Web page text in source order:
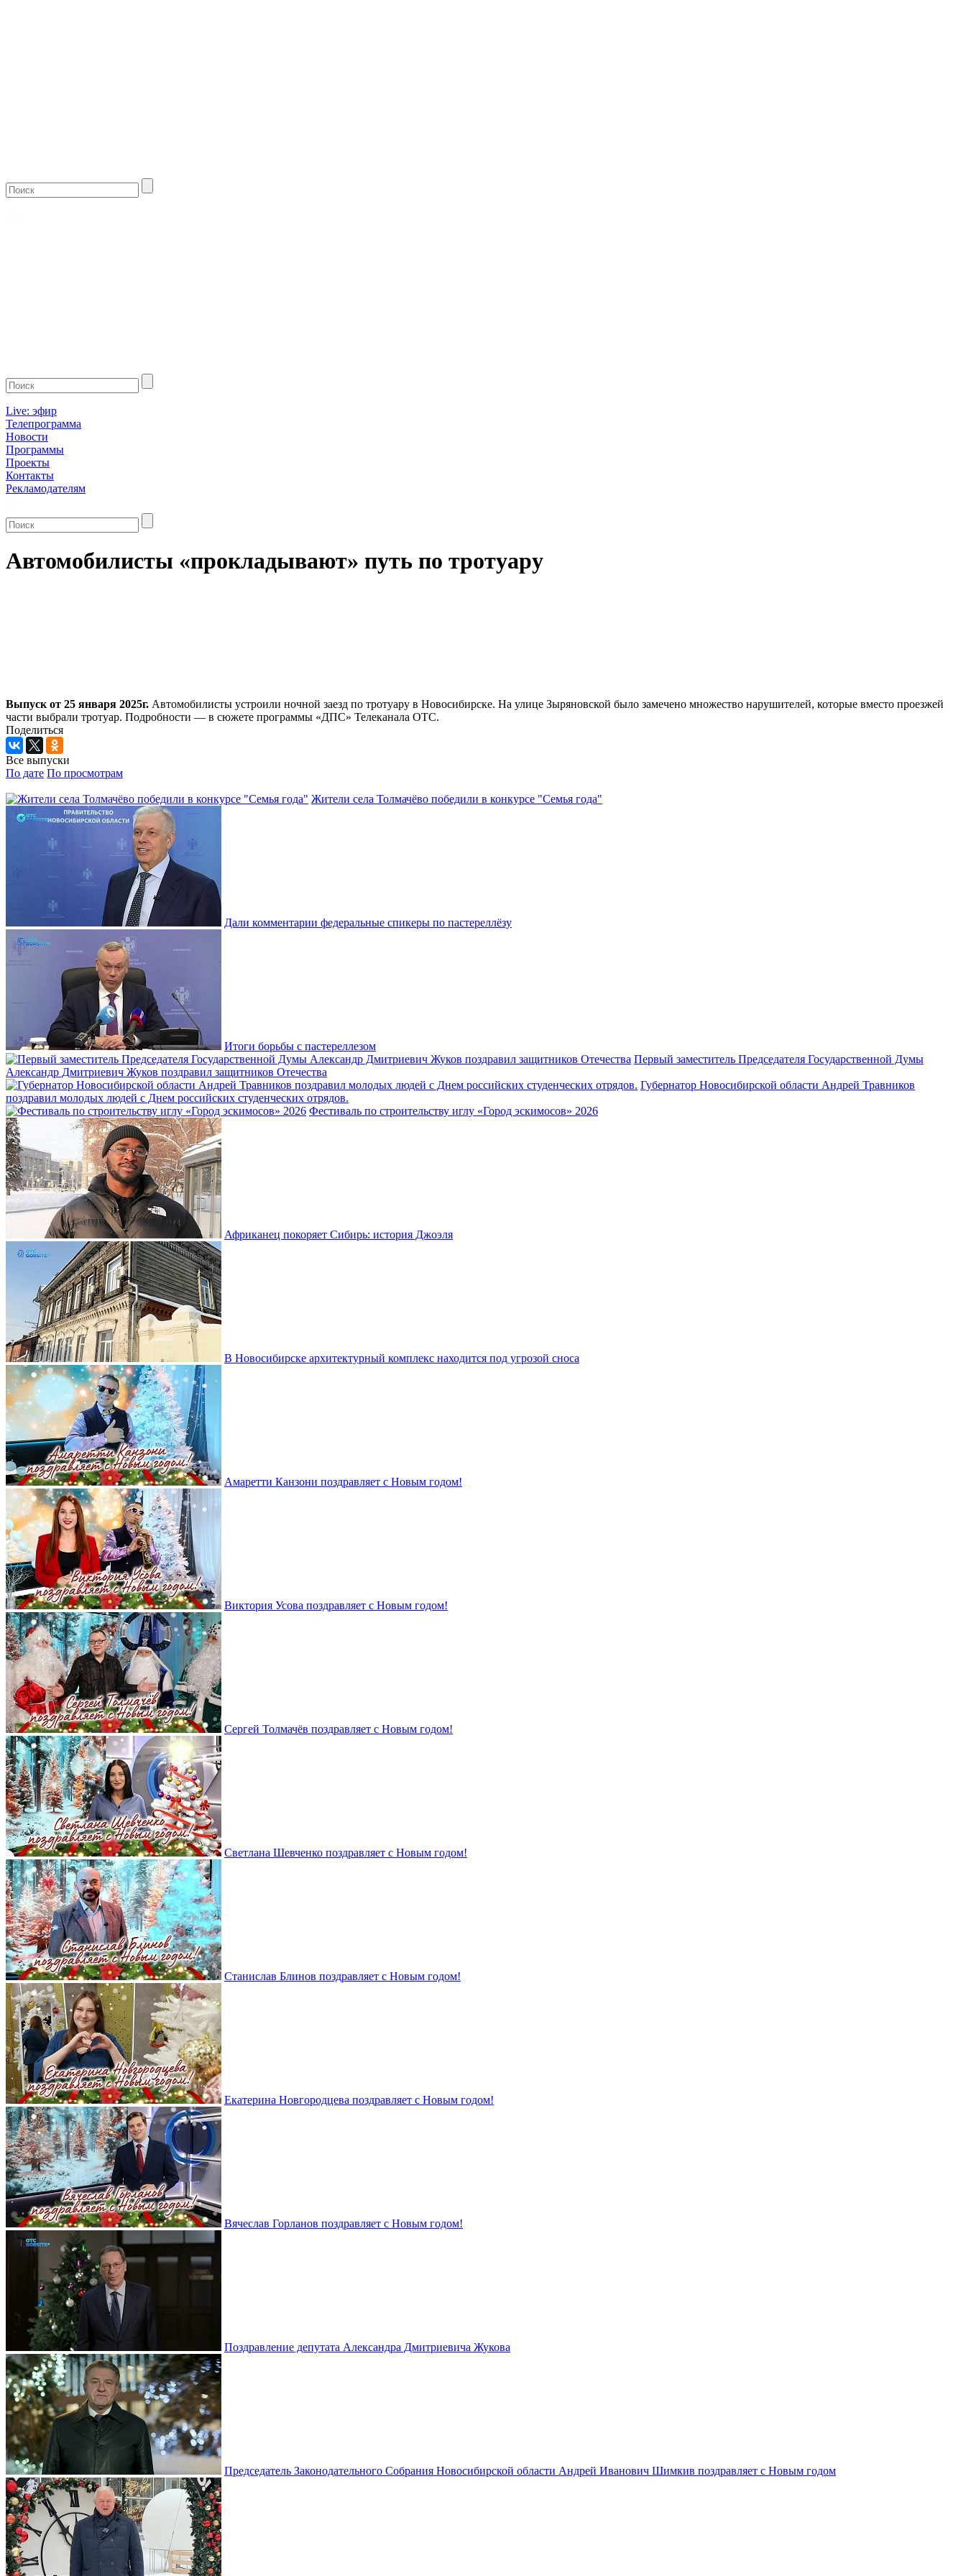
Live: эфир
Телепрограмма
Новости
Программы
Проекты
Контакты
Рекламодателям
Автомобилисты «прокладывают» путь по тротуару
Выпуск от 25 января 2025г. Автомобилисты устроили ночной заезд по тротуару в Новосибирске. На улице Зыряновской было замечено множество нарушителей, которые вместо проезжей
части выбрали тротуар. Подробности — в сюжете программы «ДПС» Телеканала ОТС.
Поделиться
Все выпуски
По дате По просмотрам
Жители села Толмачёво победили в конкурсе "Семья года"
Дали комментарии федеральные спикеры по пастереллёзу
Итоги борьбы с пастереллезом
Первый заместитель Председателя Государственной Думы
Александр Дмитриевич Жуков поздравил защитников Отечества
Губернатор Новосибирской области Андрей Травников
поздравил молодых людей с Днем российских студенческих отрядов.
Фестиваль по строительству иглу «Город эскимосов» 2026
Африканец покоряет Сибирь: история Джоэля
В Новосибирске архитектурный комплекс находится под угрозой сноса
Амаретти Канзони поздравляет с Новым годом!
Виктория Усова поздравляет с Новым годом!
Сергей Толмачёв поздравляет с Новым годом!
Светлана Шевченко поздравляет с Новым годом!
Станислав Блинов поздравляет с Новым годом!
Екатерина Новгородцева поздравляет с Новым годом!
Вячеслав Горланов поздравляет с Новым годом!
Поздравление депутата Александра Дмитриевича Жукова
Председатель Законодательного Собрания Новосибирской области Андрей Иванович Шимкив поздравляет с Новым годом